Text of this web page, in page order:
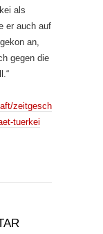
als
er auch auf
an,
gegen die
zeitgesch
tuerkei